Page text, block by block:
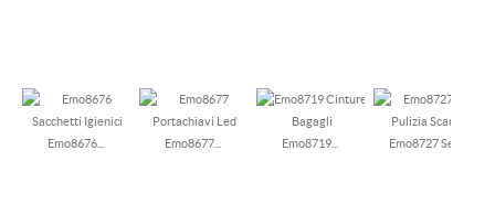
Emo8676... Emo8677... Emo8719... Emo8727 Set...